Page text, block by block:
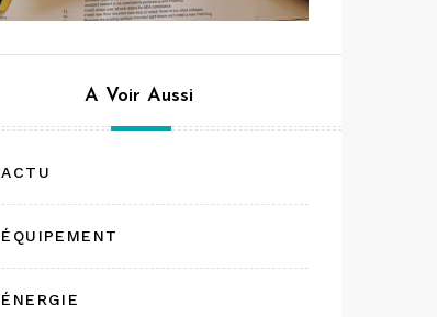
A Voir Aussi
ACTU
ÉQUIPEMENT
ÉNERGIE